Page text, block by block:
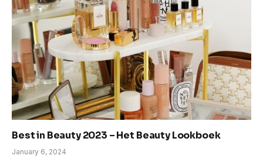
Best in Beauty 2023 – Het Beauty Lookboek
January 6, 2024